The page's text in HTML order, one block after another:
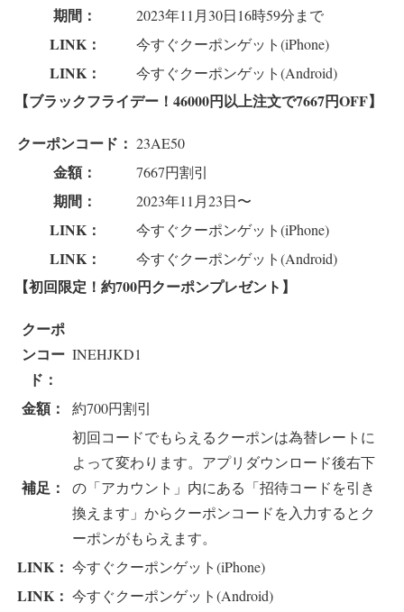
期間： 2023年11月30日16時59分まで
LINK： 今すぐクーポンゲット(iPhone)
LINK： 今すぐクーポンゲット(Android)
【ブラックフライデー！46000円以上注文で7667円OFF】
クーポンコード： 23AE50
金額： 7667円割引
期間： 2023年11月23日〜
LINK： 今すぐクーポンゲット(iPhone)
LINK： 今すぐクーポンゲット(Android)
【初回限定！約700円クーポンプレゼント】
クーポ
ンコー
ド：
INEHJKD1
金額： 約700円割引
補足：
初回コードでもらえるクーポンは為替レートに
よって変わります。アプリダウンロード後右下
の「アカウント」内にある「招待コードを引き
換えます」からクーポンコードを入力するとク
ーポンがもらえます。
LINK： 今すぐクーポンゲット(iPhone)
LINK： 今すぐクーポンゲット(Android)